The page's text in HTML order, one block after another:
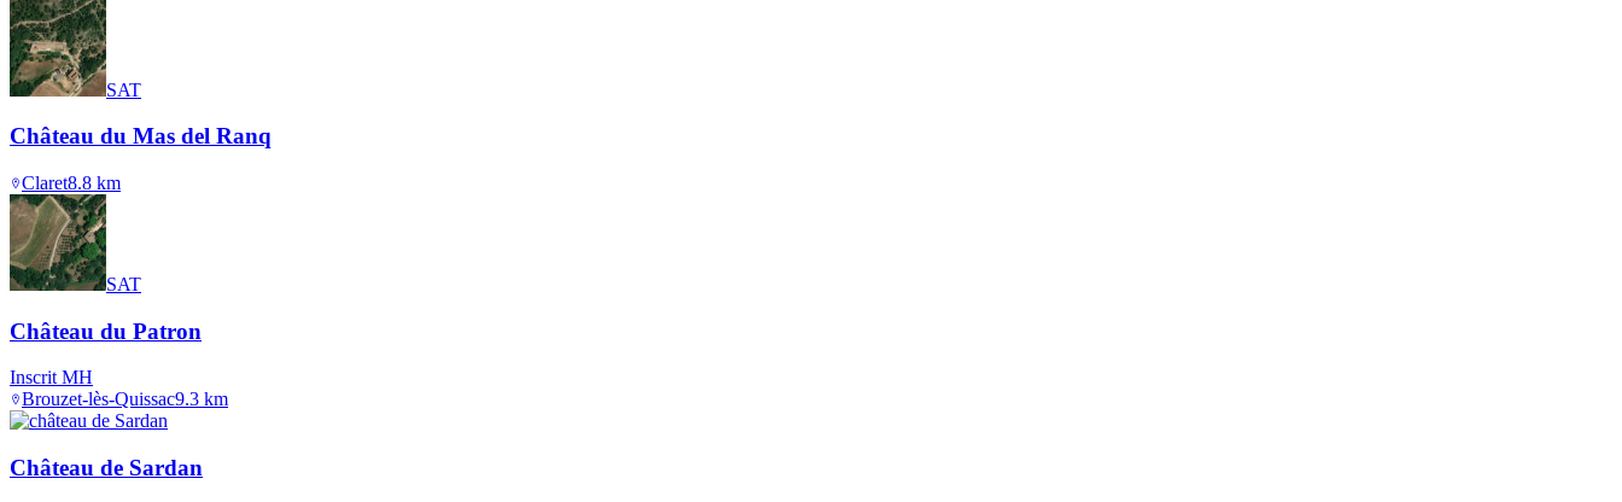
SAT
Château du Mas del Ranq
Claret8.8 km
SAT
Château du Patron
Inscrit MH
Brouzet-lès-Quissac9.3 km
Château de Sardan